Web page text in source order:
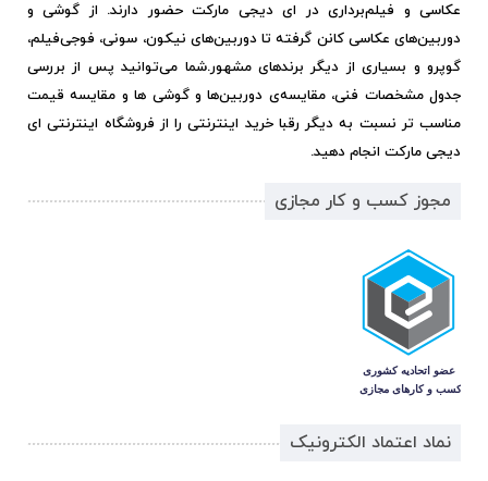
عکاسی و فیلم‌برداری در ای دیجی مارکت حضور دارند. از گوشی و
دوربین‌های عکاسی کانن گرفته تا دوربین‌های نیکون، سونی، فوجی‌فیلم،
گوپرو و بسیاری از دیگر برندهای مشهور.شما می‌توانید پس از بررسی
جدول مشخصات فنی، مقایسه‌ی دوربین‌ها و گوشی ها و مقایسه قیمت
مناسب تر نسبت به دیگر رقبا خرید اینترنتی را از فروشگاه اینترنتی ای
دیجی مارکت انجام دهید.
مجوز کسب و کار مجازی
نماد اعتماد الکترونیک